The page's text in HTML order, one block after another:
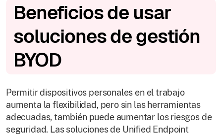
Beneficios de usar
soluciones de gestión
BYOD
Permitir dispositivos personales en el trabajo
aumenta la flexibilidad, pero sin las herramientas
adecuadas, también puede aumentar los riesgos de
seguridad. Las soluciones de Unified Endpoint